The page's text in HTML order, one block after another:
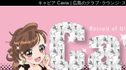
キャビア Cavia | 広島のクラブ･ラウンジ･